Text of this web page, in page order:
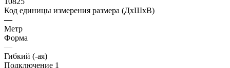
Код единицы измерения размера (ДхШхВ)
—
Метр
Форма
—
Гибкий (-ая)
Подключение 1